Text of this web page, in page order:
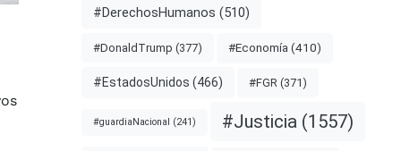
#DerechosHumanos (510)
#DonaldTrump (377) #Economía (410)
#EstadosUnidos (466) #FGR (371)
#guardiaNacional (241) #Justicia (1557)